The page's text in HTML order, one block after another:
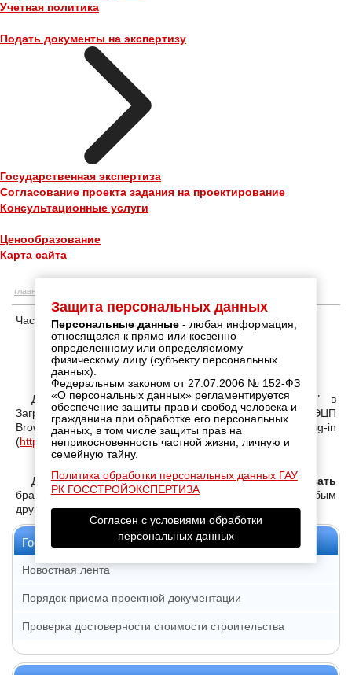
Защита персональных данных
Персональные данные- любая информация,
относящаяся к прямо или косвенно
определенному или определяемому
физическому лицу (субъекту персональных
данных).
Федеральным законом от 27.07.2006 № 152-ФЗ
«О персональных данных» регламентируется
обеспечение защиты прав и свобод человека и
гражданина при обработке его персональных
данных, в том числе защиты прав на
неприкосновенность частной жизни, личную и
семейную тайну.
Политика обработки персональных данных ГАУ
РК ГОССТРОЙЭКСПЕРТИЗА
Согласен с условиями обработки
персональных данных
Учетная политика
Подать документы на экспертизу
Государственная экспертиза
Согласование проекта задания на проектирование
Консультационные услуги
Ценообразование
Карта сайта
Госэкспертиза РК
Новостная лента
Порядок приема проектной документации
Проверка достоверности стоимости строительства
главная
Часто задаваемые вопросы
Уважаемые заявители!
Для активации кнопки "Подписать при загрузке" в
Загрузчике ПД необходимо установить КриптоПро ЭЦП
Browser plug-in
(https://www.cryptopro.ru/products/cades/plugin/get_2_0
Для корректной работы просим Васне использовать
браузер Internet Explorer, вы можете воспользоваться любым
другим браузером по вашему выбору.